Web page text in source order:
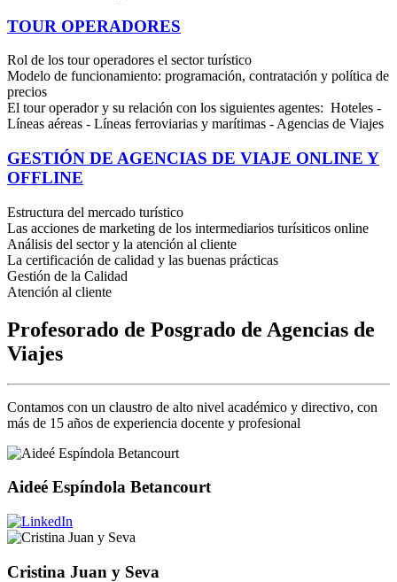
TOUR OPERADORES
Rol de los tour operadores el sector turístico
Modelo de funcionamiento: programación, contratación y política de
precios
El tour operador y su relación con los siguientes agentes: Hoteles -
Líneas aéreas - Líneas ferroviarias y marítimas - Agencias de Viajes
GESTIÓN DE AGENCIAS DE VIAJE ONLINE Y
OFFLINE
Estructura del mercado turístico
Las acciones de marketing de los intermediarios turísiticos online
Análisis del sector y la atención al cliente
La certificación de calidad y las buenas prácticas
Gestión de la Calidad
Atención al cliente
Profesorado de Posgrado de Agencias de
Viajes
Contamos con un claustro de alto nivel académico y directivo, con
más de 15 años de experiencia docente y profesional
Aideé Espíndola Betancourt
Cristina Juan y Seva